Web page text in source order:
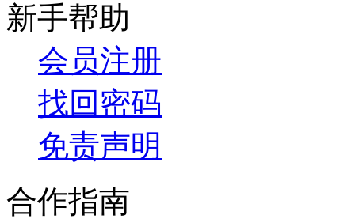
新手帮助
会员注册
找回密码
免责声明
合作指南